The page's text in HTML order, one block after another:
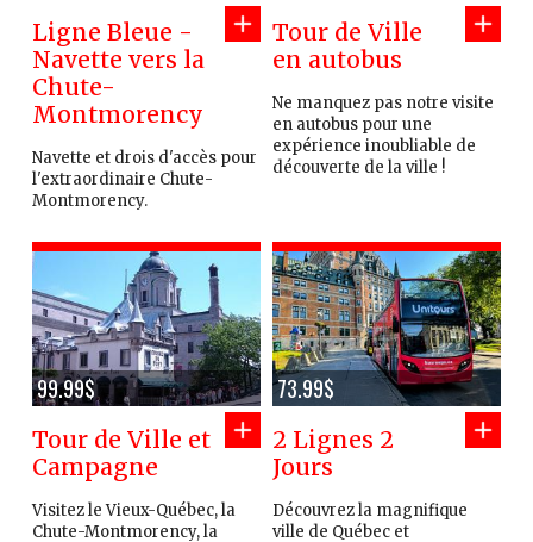
Ligne Bleue -
Navette vers la
Chute-
Montmorency
Navette et drois d'accès pour
l'extraordinaire Chute-
Montmorency.
Tour de Ville
en autobus
Ne manquez pas notre visite
en autobus pour une
expérience inoubliable de
découverte de la ville !
99.99$
Tour de Ville et
Campagne
Visitez le Vieux-Québec, la
Chute-Montmorency, la
73.99$
2 Lignes 2
Jours
Découvrez la magnifique
ville de Québec et